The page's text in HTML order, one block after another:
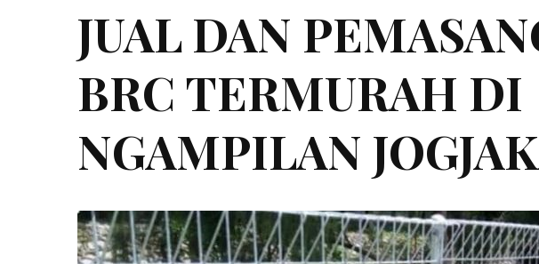
JUAL DAN
BRC TERMURAH DI
NGAMPILAN